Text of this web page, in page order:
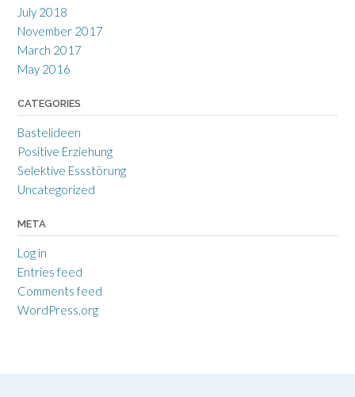
July 2018
November 2017
March 2017
May 2016
CATEGORIES
Bastelideen
Positive Erziehung
Selektive Essstörung
Uncategorized
META
Log in
Entries feed
Comments feed
WordPress.org